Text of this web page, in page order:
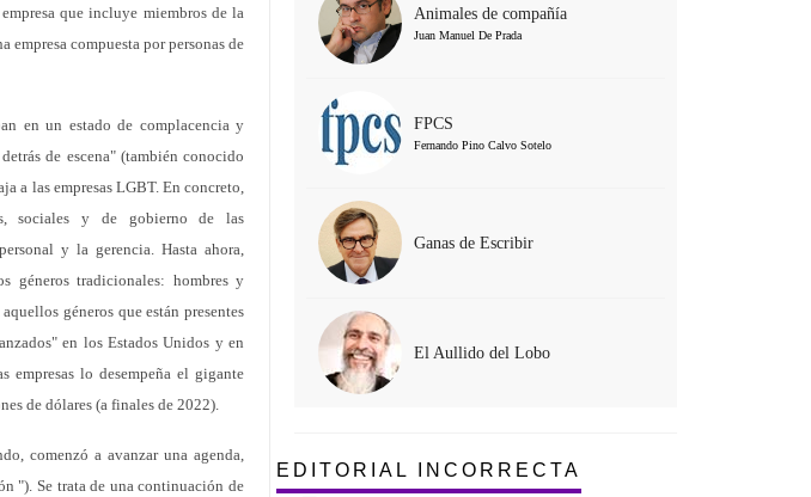
que incluye miembros de la
compuesta por personas de
en un estado de complacencia y
de escena" (también conocido
a las empresas LGBT. En concreto,
sociales y de gobierno de las
y la gerencia. Hasta ahora,
géneros tradicionales: hombres y
géneros que están presentes
en los Estados Unidos y en
lo desempeña el gigante
de dólares (a finales de 2022).
comenzó a avanzar una agenda,
"). Se trata de una continuación de
Animales de compañía
Juan Manuel De Prada
FPCS
Fernando Pino Calvo Sotelo
Ganas de Escribir
El Aullido del Lobo
EDITORIAL INCORRECTA